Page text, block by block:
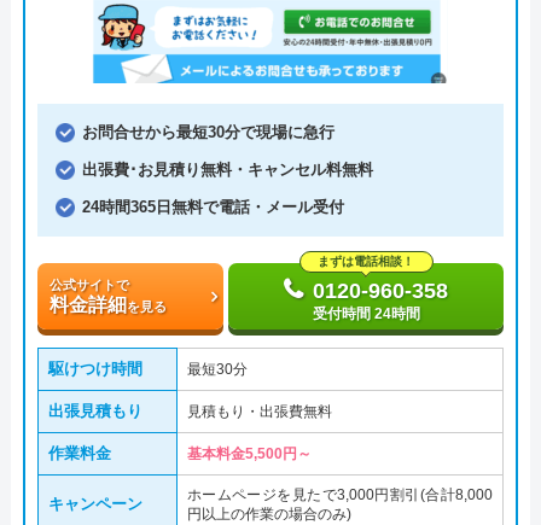
お問合せから最短30分で現場に急行
出張費･お見積り無料・キャンセル料無料
24時間365日無料で電話・メール受付
公式サイトで
料金詳細を見る
まずは電話相談！
0120-960-358
受付時間 24時間
駆けつけ時間 最短30分
出張見積もり 見積もり・出張費無料
作業料金 基本料金5,500円～
キャンペーン
ホームページを見たで3,000円割引(合計8,000
円以上の作業の場合のみ)